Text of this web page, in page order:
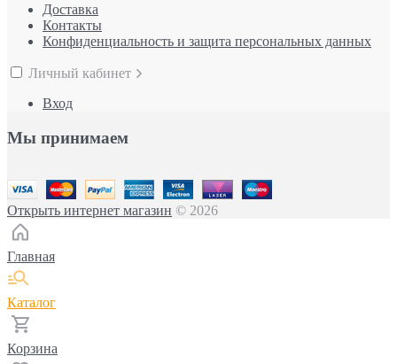
Доставка
Контакты
Конфиденциальность и защита персональных данных
Личный кабинет
Вход
Мы принимаем
Открыть интернет магазин © 2026
Главная
Каталог
Корзина